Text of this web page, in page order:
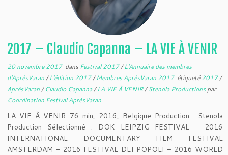
2017 – Claudio Capanna – LA VIE À VENIR
20 novembre 2017dans Festival 2017/L'Annuaire des membres
d'AprèsVaran/L'édition 2017/Membres AprèsVaran 2017 étiqueté2017/
AprèsVaran/Claudio Capanna/LA VIE À VENIR/Stenola Productionspar
Coordination Festival AprèsVaran
LA VIE À VENIR 76 min, 2016, Belgique Production : Stenola
Production Sélectionné : DOK LEIPZIG FESTIVAL – 2016
INTERNATIONAL DOCUMENTARY FILM FESTIVAL
AMSTERDAM – 2016 FESTIVAL DEI POPOLI – 2016 WORLD